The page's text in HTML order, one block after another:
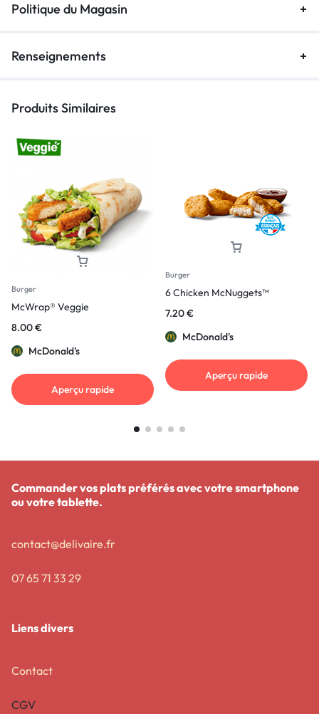
Politique du Magasin
Renseignements
Produits Similaires
Burger
McWrap® Veggie
8.00€
McDonald's
Aperçu rapide
Burger
6 Chicken McNuggets™
7.20€
McDonald's
Aperçu rapide
Commander vos plats préférés avec votre smartphone
ou votre tablette.
contact@delivaire.fr
07 65 71 33 29
Liens divers
Contact
CGV